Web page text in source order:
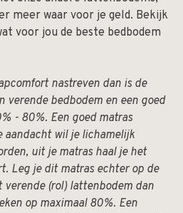
meer waar voor je geld. Bekijk
voor jou de beste bedbodem
nastreven dan is de
verende bedbodem en een goed
- 80%. Een goed matras
aandacht wil je lichamelijk
uit je matras haal je het
Leg je dit matras echter op de
verende (rol) lattenbodem dan
op maximaal 80%. Een